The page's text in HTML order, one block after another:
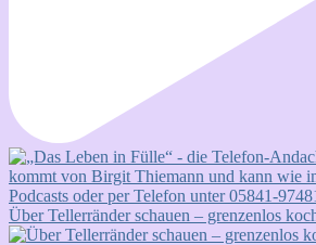
Über Tellerränder schauen – grenzenlos